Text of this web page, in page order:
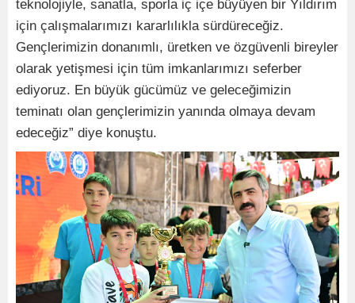
teknolojiyle, sanatla, sporla iç içe büyüyen bir Yıldırım
için çalışmalarımızı kararlılıkla sürdüreceğiz.
Gençlerimizin donanımlı, üretken ve özgüvenli bireyler
olarak yetişmesi için tüm imkanlarımızı seferber
ediyoruz. En büyük gücümüz ve geleceğimizin
teminatı olan gençlerimizin yanında olmaya devam
edeceğiz” diye konuştu.